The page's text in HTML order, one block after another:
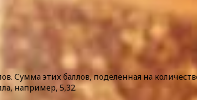
Сумма этих баллов, поделенная на
например, 5,32.